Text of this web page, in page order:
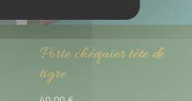
Porte chéquier tête de
tigre